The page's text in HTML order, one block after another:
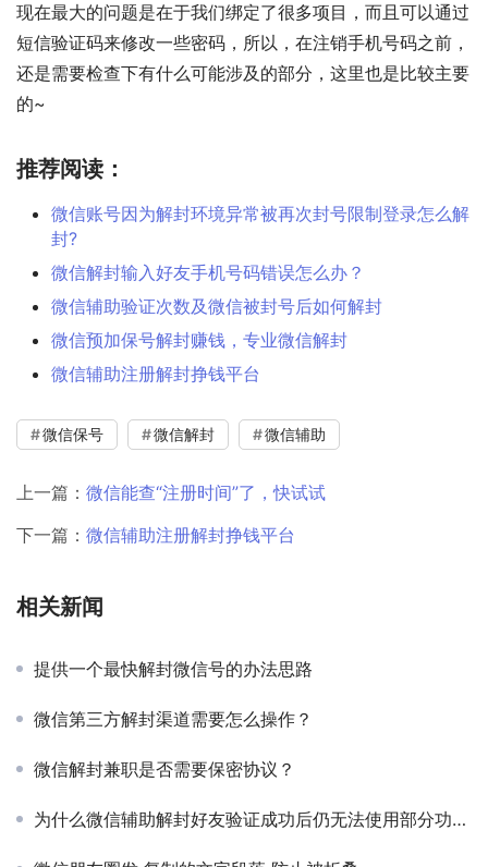
现在最大的问题是在于我们绑定了很多项目，而且可以通过
短信验证码来修改一些密码，所以，在注销手机号码之前，
还是需要检查下有什么可能涉及的部分，这里也是比较主要
的~
推荐阅读：
微信账号因为解封环境异常被再次封号限制登录怎么解
封?
微信解封输入好友手机号码错误怎么办？
微信辅助验证次数及微信被封号后如何解封
微信预加保号解封赚钱，专业微信解封
微信辅助注册解封挣钱平台
微信保号 微信解封 微信辅助
上一篇： 微信能查“注册时间”了，快试试
下一篇： 微信辅助注册解封挣钱平台
相关新闻
提供一个最快解封微信号的办法思路
微信第三方解封渠道需要怎么操作？
微信解封兼职是否需要保密协议？
为什么微信辅助解封好友验证成功后仍无法使用部分功能？